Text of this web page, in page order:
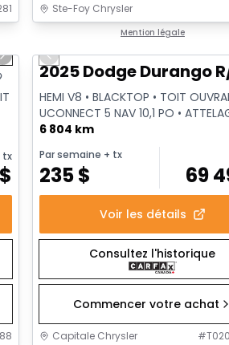
Ste-Foy Chrysler
Mention légale
Next slide
tx
$
Vidéo disponible
Très bonne offre
Previous slide
2025 Dodge Durango R/
HEMI V8 • BLACKTOP • TOIT
UCONNECT 5 NAV 10,1 PO •
CLASSE IV
6 804 km
Par semaine + tx
235$ 69
Voir les détails
Consultez l'historique
Commencer votre achat
Capitale Chrysler #